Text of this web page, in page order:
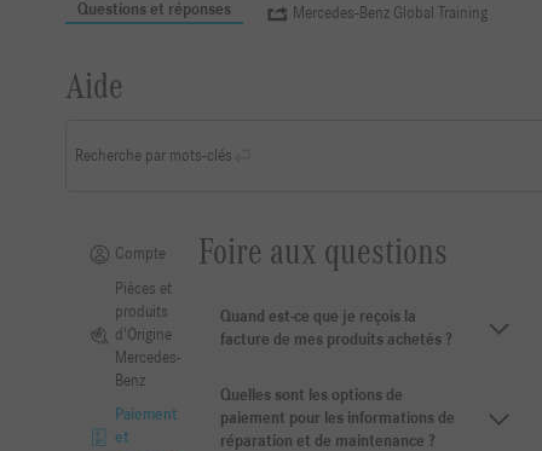
Questions et réponses Mercedes-Benz Global Training
Aide
Recherche par mots-clés
Compte
Pièces et
produits
d'Origine
Mercedes-
Benz
Paiement
et
Foire aux questions
Quand est-ce que je reçois la
facture de mes produits achetés ?
Quelles sont les options de
paiement pour les informations de
réparation et de maintenance ?